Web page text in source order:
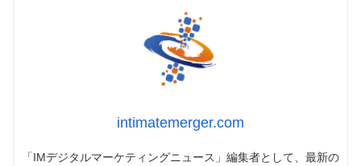
intimatemerger.com
「IMデジタルマーケティングニュース」編集者として、最新の